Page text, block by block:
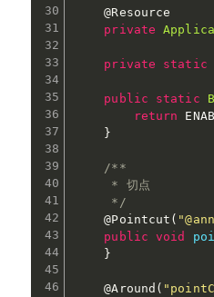
@Resource
private
private static
public static
return
}
/**
     * 切点
     */
@Pointcut (
public
void
}
@Around (